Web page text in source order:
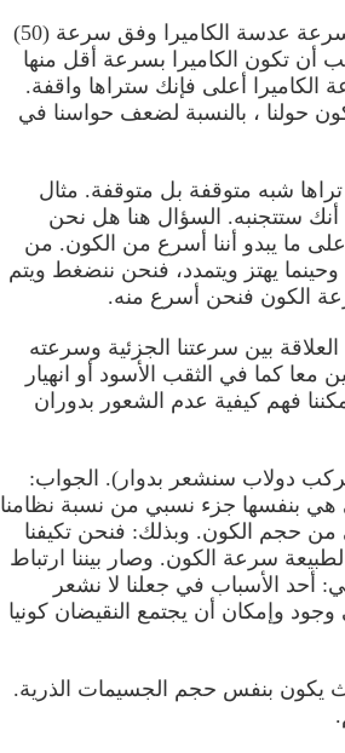
ولكن – نشعر أننا ندور ونتحرك مثال ذلك : أن سرعة عدسة الكاميرا وفق سرعة (50)
أن تكون الكاميرا بسرعة أقل منها
أعلى فإنك ستراها واقفة.
حولنا ، بالنسبة لضعف حواسنا في
شبه متوقفة بل متوقفة. مثال
ستتجنبه. السؤال هنا هل نحن
ما يبدو أننا أسرع من الكون. من
يهتز ويتمدد، فنحن ننضغط ويتم
الكون فنحن أسرع منه.
بين سرعتنا الجزئية وسرعته
معا كما في الثقب الأسود أو انهيار
فهم كيفية عدم الشعور بدوران
دولاب سنشعر بدوار). الجواب:
هي بنفسها جزء نسبي من نسبة نظامنا
حجم الكون. وبذلك: فنحن تكيفنا
سرعة الكون. وصار بيننا ارتباط
أحد الأسباب في جعلنا لا نشعر
وإمكان أن يجتمع النقيضان كونيا
يكون بنفس حجم الجسيمات الذرية.